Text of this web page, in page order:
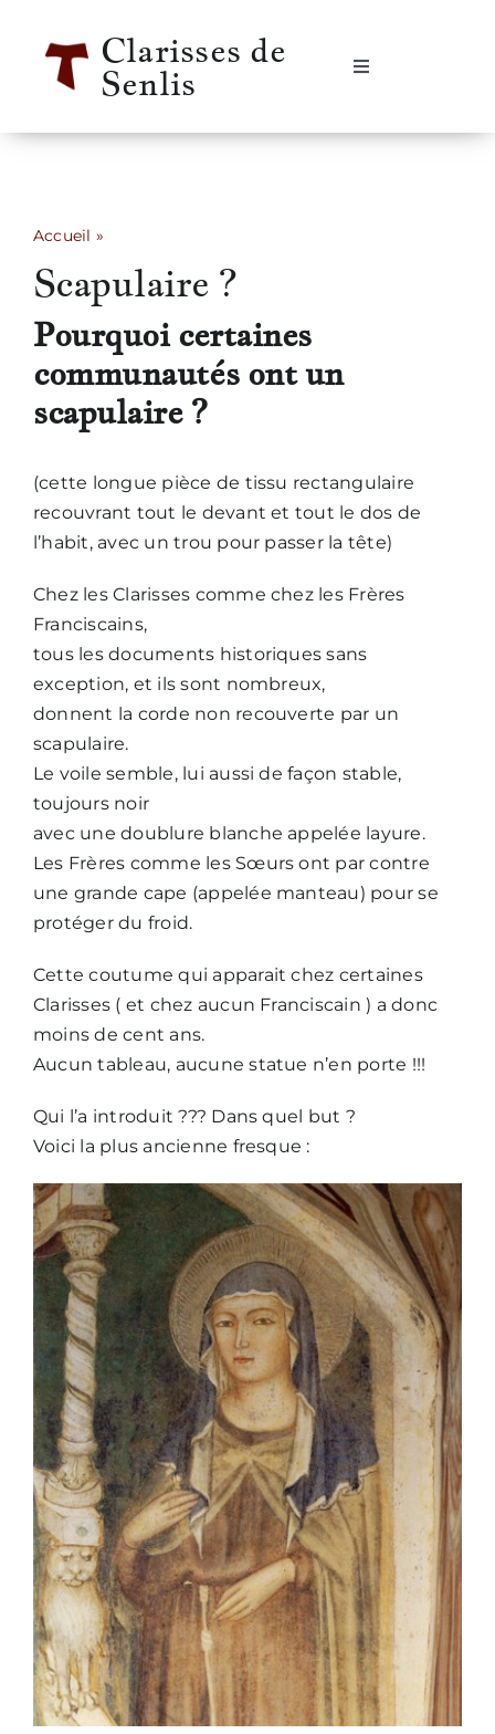
contenu
Clarisses de
Senlis
Navigation
Qui sommes-nous ?
Notre vie
Notre histoire
Informations pratiques
Accueil »
Scapulaire ?
Pourquoi certaines
communautés ont un
scapulaire ?
(cette longue pièce de tissu rectangulaire
recouvrant tout le devant et tout le dos de
l’habit, avec un trou pour passer la tête)
Chez les Clarisses comme chez les Frères
Franciscains,
tous les documents historiques sans
exception, et ils sont nombreux,
donnent la corde non recouverte par un
scapulaire.
Le voile semble, lui aussi de façon stable,
toujours noir
avec une doublure blanche appelée layure.
Les Frères comme les Sœurs ont par contre
une grande cape (appelée manteau) pour se
protéger du froid.
Cette coutume qui apparait chez certaines
Clarisses ( et chez aucun Franciscain ) a donc
moins de cent ans.
Aucun tableau, aucune statue n’en porte !!!
Qui l’a introduit ??? Dans quel but ?
Voici la plus ancienne fresque :